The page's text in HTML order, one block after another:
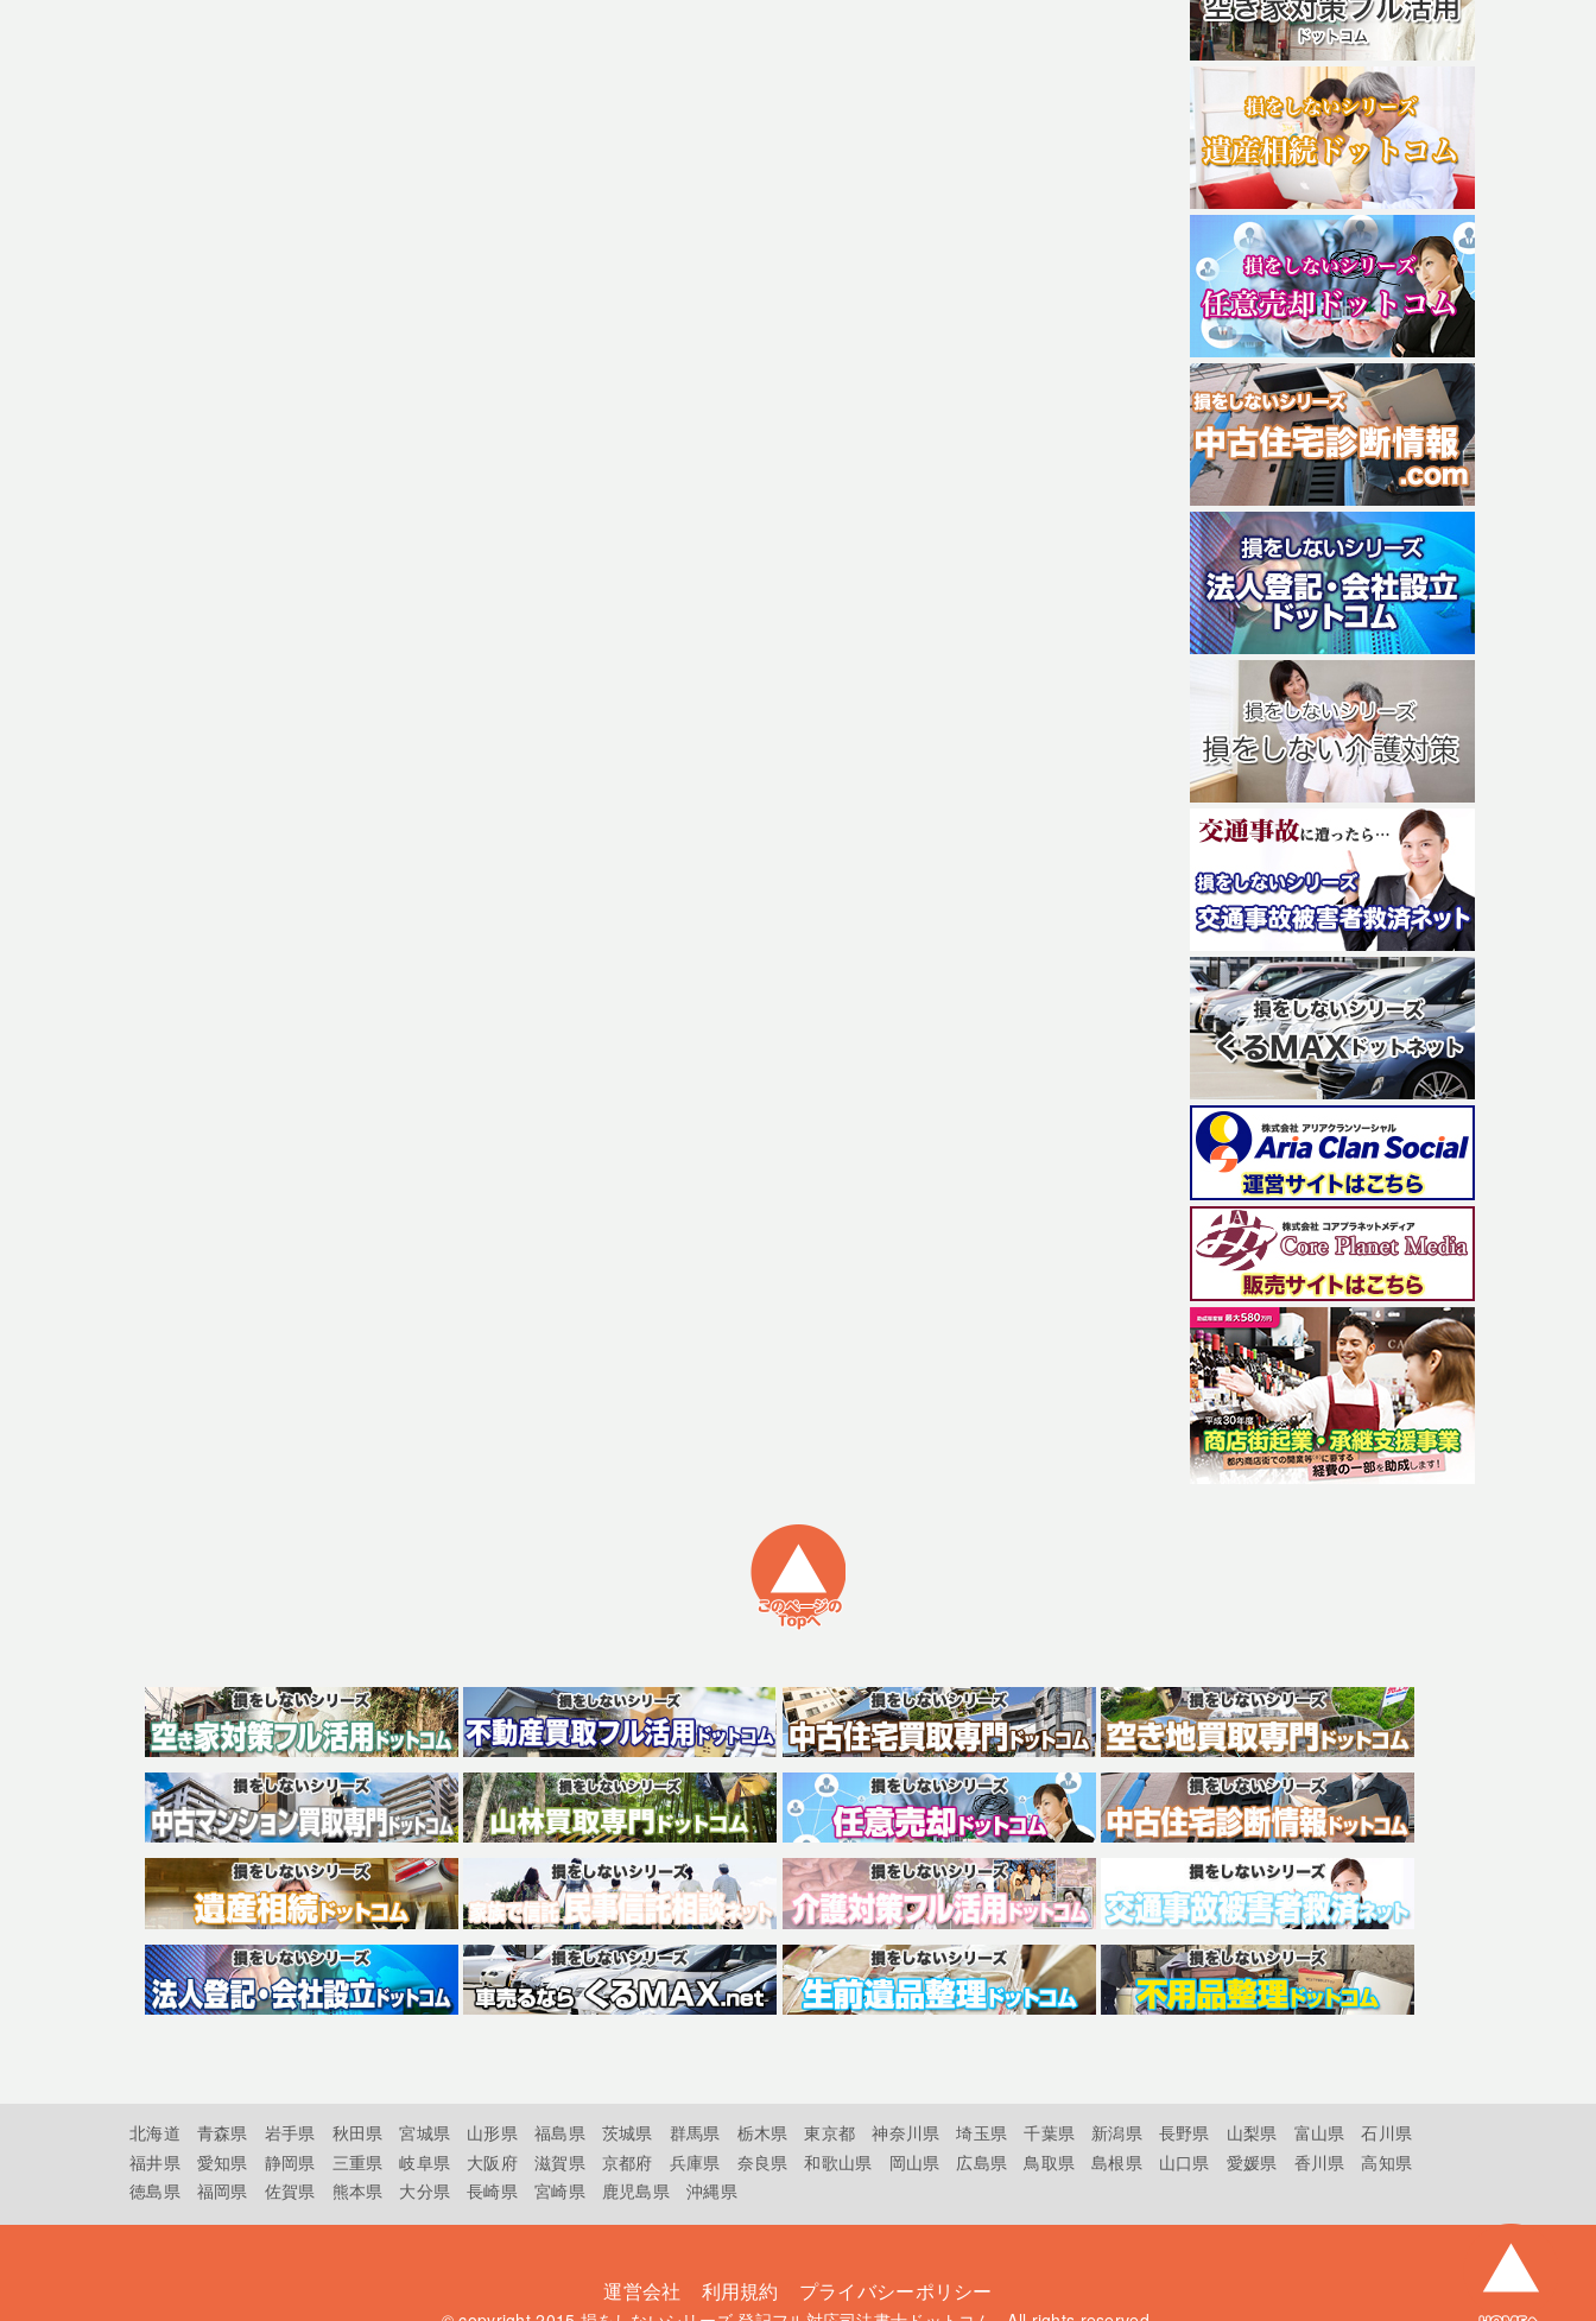
北海道 青森県 岩手県 秋田県 宮城県 山形県 福島県 茨城県 群馬県 栃木県 東京都 神奈川県 埼玉県 千葉県 新潟県 長野県 山梨県 富山県
石川県
福井県
愛知県 静岡県 三重県 岐阜県 大阪府 滋賀県 京都府 兵庫県 奈良県 和歌山県 岡山県 広島県 鳥取県 島根県 山口県 愛媛県 香川県
高知県
徳島県
福岡県 佐賀県 熊本県 大分県 長崎県 宮崎県 鹿児島県 沖縄県
運営会社 利用規約 プライバシーポリシー